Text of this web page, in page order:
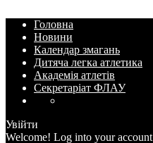
Головна
Новини
Календар змагань
Дитяча легка атлетика
Академія атлетів
Секретаріат ФЛАУ
Увійти
Welcome! Log into your account